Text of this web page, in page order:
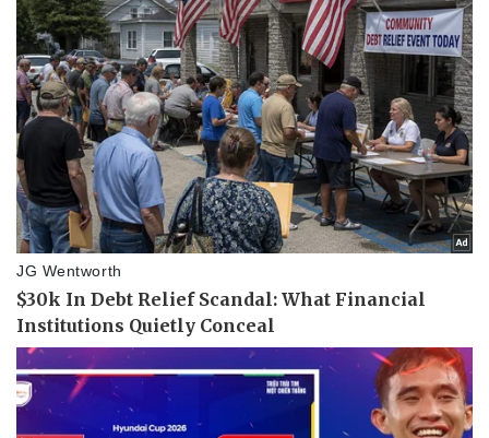
Thể thao
Bóng đá
Lịch thi đấu bóng đá
Thế giới thể thao
eSports
Hậu trường
Ô tô - Xe máy
Ô tô
Xe máy
Tư vấn